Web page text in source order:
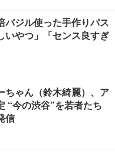
バジル使った手作りパス
いやつ」「センス良すぎ
ちゃん（鈴木綺麗）、ア
“今の渋谷”を若者たち
信